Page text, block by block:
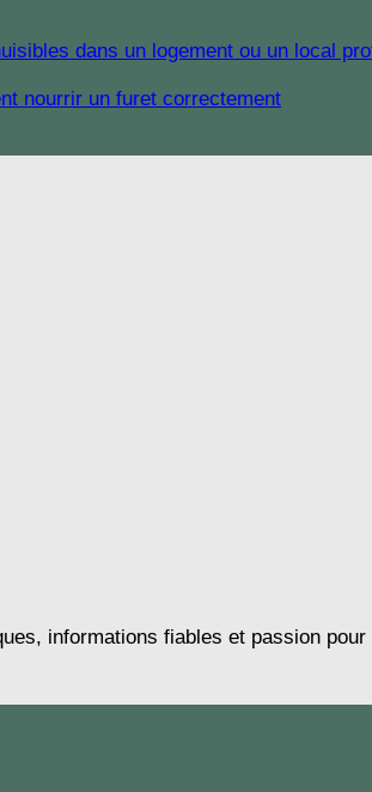
dans un logement ou un local
nourrir un furet correctement
informations fiables et passion pour